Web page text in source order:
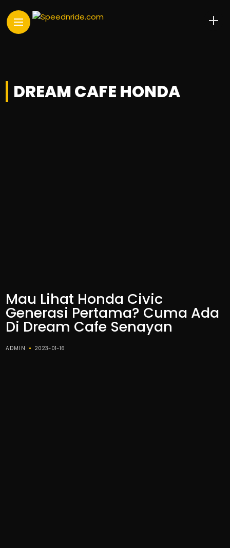
DREAM CAFE HONDA
Mau Lihat Honda Civic
Generasi Pertama? Cuma Ada
Di Dream Cafe Senayan
ADMIN 2023-01-16